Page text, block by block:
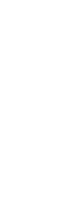
任何其他规定的前
且您确认并同
自行承担。
，(1) 服务按“原
诺顿卫复客明确否
、条件和保证，包
性或不侵犯知识产
的最大范围内，诺
满足您的要求；
全性，并且没有
确或可靠；(IV)
质量均符合您的预
正；或者 (VI) 对
。另外，诺顿卫复
保证。
的法律不允许限制